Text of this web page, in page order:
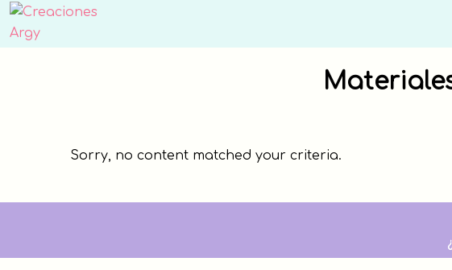
Skip
to
primary
Skip
to
main
Creaciones
Sorry, no content matched your criteria.